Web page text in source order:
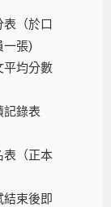
表（於口
一張)
平均分數
記錄表
表（正本
結束後即